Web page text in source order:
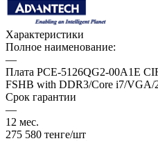
Характеристики
Полное наименование:
—
Плата PCE-5126QG2-00A1E
FSHB with DDR3/Core i7/VGA/
Срок гарантии
—
12 мес.
275 580 тенге/шт